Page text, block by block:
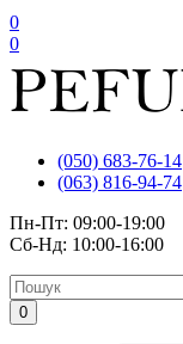
0
0
(050) 683-76-14
(063) 816-94-74
Пн-Пт: 09:00-19:00
Сб-Нд: 10:00-16:00
0